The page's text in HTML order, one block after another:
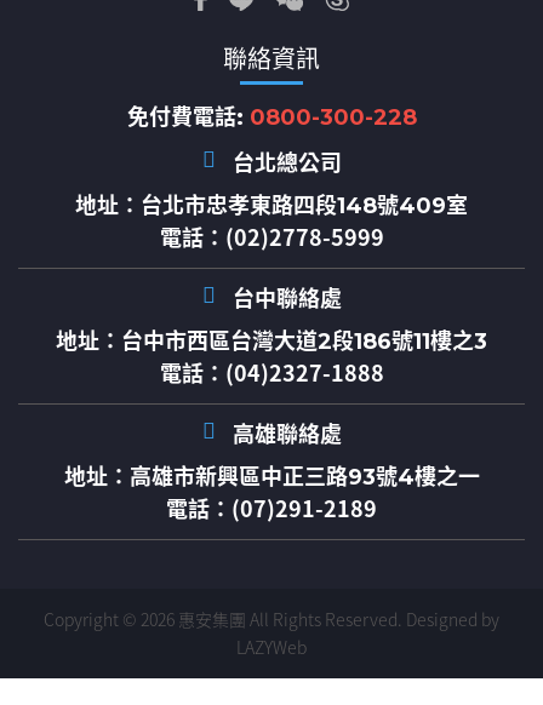
聯絡資訊
免付費電話: 0800-300-228
台北總公司
地址： 台北市忠孝東路四段148號409室
電話：(02)2778-5999
台中聯絡處
地址： 台中市西區台灣大道2段186號11樓之3
電話：(04)2327-1888
高雄聯絡處
地址： 高雄市新興區中正三路93號4樓之一
電話：(07)291-2189
Copyright © 2026 惠安集團 All Rights Reserved. Designed by
LAZYWeb